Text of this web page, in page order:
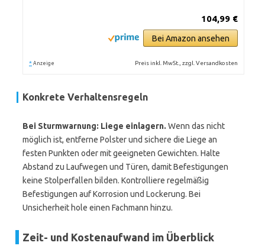
104,99 €
Bei Amazon ansehen
* Anzeige Preis inkl. MwSt., zzgl. Versandkosten
Konkrete Verhaltensregeln
Bei Sturmwarnung: Liege einlagern. Wenn das nicht
möglich ist, entferne Polster und sichere die Liege an
festen Punkten oder mit geeigneten Gewichten. Halte
Abstand zu Laufwegen und Türen, damit Befestigungen
keine Stolperfallen bilden. Kontrolliere regelmäßig
Befestigungen auf Korrosion und Lockerung. Bei
Unsicherheit hole einen Fachmann hinzu.
Zeit- und Kostenaufwand im Überblick